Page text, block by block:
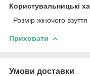
Користувальницькі
Розмір жіночого взуття
Приховати
Умови доставки